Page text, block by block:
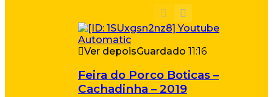
Ver depoisGuardado 11:16
Feira do Porco Boticas –
Cachadinha – 2019